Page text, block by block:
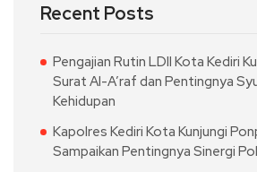
Recent Posts
Pengajian Rutin LDII Kota Kediri
Surat Al-A’raf dan Pentingnya
Kehidupan
Kapolres Kediri Kota Kunjungi
Sampaikan Pentingnya Sinergi